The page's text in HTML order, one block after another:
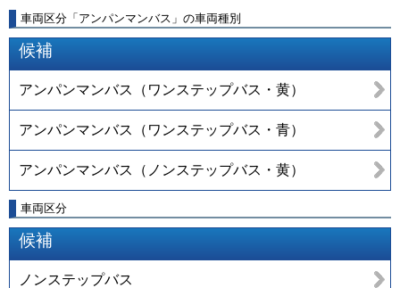
車両区分「アンパンマンバス」の車両種別
候補
アンパンマンバス（ワンステップバス・黄）
アンパンマンバス（ワンステップバス・青）
アンパンマンバス（ノンステップバス・黄）
車両区分
候補
ノンステップバス